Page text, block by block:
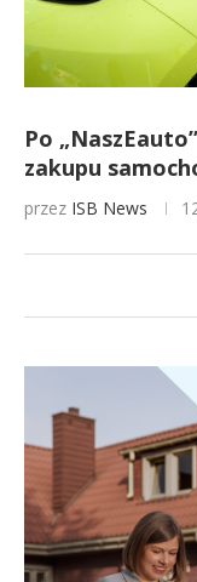
Po
zakupu
przez ISB News